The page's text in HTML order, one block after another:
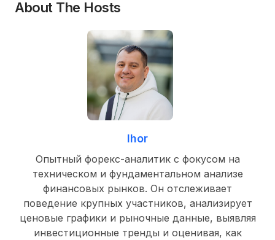
About The Hosts
Ihor
Опытный форекс-аналитик с фокусом на
техническом и фундаментальном анализе
финансовых рынков. Он отслеживает
поведение крупных участников, анализирует
ценовые графики и рыночные данные, выявляя
инвестиционные тренды и оценивая, как